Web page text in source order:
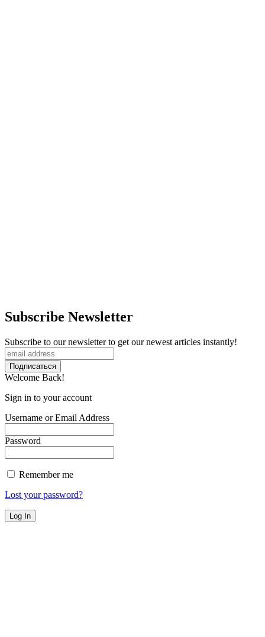
Subscribe Newsletter
Subscribe to our newsletter to get our newest articles instantly!
Welcome Back!
Sign in to your account
Username or Email Address
Password
Remember me
Lost your password?